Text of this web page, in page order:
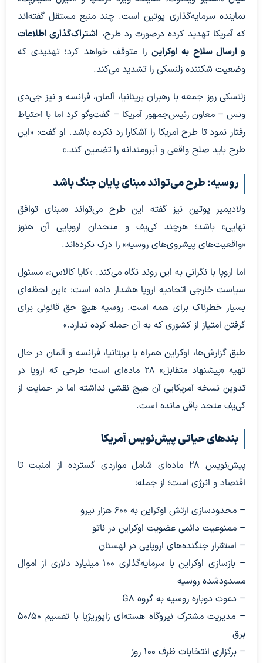
نماینده سرمایه‌گذاری پوتین است. چند منبع مستقل گفته‌اند
که آمریکا تهدید کرده درصورت رد طرح، اشتراک‌گذاری اطلاعات
و ارسال سلاح به اوکراینرا متوقف خواهد کرد؛ تهدیدی که
وضعیت شکننده زلنسکی را تشدید می‌کند.
زلنسکی روز جمعه با رهبران بریتانیا، آلمان، فرانسه و نیز جی‌دی
ونس – معاون رئیس‌جمهور آمریکا – گفت‌وگو کرد اما با احتیاط
رفتار نمود تا طرح آمریکا را آشکارا رد نکرده باشد. او گفت: «این
طرح باید صلح واقعی و آبرومندانه را تضمین کند.»
روسیه: طرح می‌تواند مبنای پایان جنگ باشد
ولادیمیر پوتین نیز گفته این طرح می‌تواند «مبنای توافق
نهایی» باشد؛ هرچند کی‌یف و متحدان اروپایی آن هنوز
«واقعیت‌های پیشروی‌های روسیه» را درک نکرده‌اند.
اما اروپا با نگرانی به این روند نگاه می‌کند. «کایا کالاس»، مسئول
سیاست خارجی اتحادیه اروپا هشدار داده است: «این لحظه‌ای
بسیار خطرناک برای همه است. روسیه هیچ حق قانونی برای
گرفتن امتیاز از کشوری که به آن حمله کرده ندارد.»
طبق گزارش‌ها، اوکراین همراه با بریتانیا، فرانسه و آلمان در حال
تهیه «پیشنهاد متقابل» ۲۸ ماده‌ای است؛ طرحی که اروپا در
تدوین نسخه آمریکایی آن هیچ نقشی نداشته اما در حمایت از
کی‌یف متحد باقی مانده است.
بندهای حیاتی پیش‌نویس آمریکا
پیش‌نویس ۲۸ ماده‌ای شامل مواردی گسترده از امنیت تا
اقتصاد و انرژی است؛ از جمله:
– محدودسازی ارتش اوکراین به ۶۰۰ هزار نیرو
– ممنوعیت دائمی عضویت اوکراین در ناتو
– استقرار جنگنده‌های اروپایی در لهستان
– بازسازی اوکراین با سرمایه‌گذاری ۱۰۰ میلیارد دلاری از اموال
مسدودشده روسیه
– دعوت دوباره روسیه به گروه G8
– مدیریت مشترک نیروگاه هسته‌ای زاپوریژیا با تقسیم ۵۰/۵۰
برق
– برگزاری انتخابات ظرف ۱۰۰ روز